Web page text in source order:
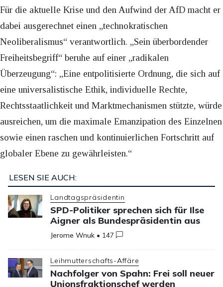
Für die aktuelle Krise und den Aufwind der AfD macht er
dabei ausgerechnet einen „technokratischen
Neoliberalismus“ verantwortlich. „Sein überbordender
Freiheitsbegriff“ beruhe auf einer „radikalen
Überzeugung“: „Eine entpolitisierte Ordnung, die sich auf
eine universalistische Ethik, individuelle Rechte,
Rechtsstaatlichkeit und Marktmechanismen stützte, würde
ausreichen, um die maximale Emanzipation des Einzelnen
sowie einen raschen und kontinuierlichen Fortschritt auf
globaler Ebene zu gewährleisten.“
LESEN SIE AUCH:
Landtagspräsidentin
SPD-Politiker sprechen sich für Ilse
Aigner als Bundespräsidentin aus
Jerome Wnuk • 147
Leihmutterschafts-Affäre
Nachfolger von Spahn: Frei soll neuer
Unionsfraktionschef werden